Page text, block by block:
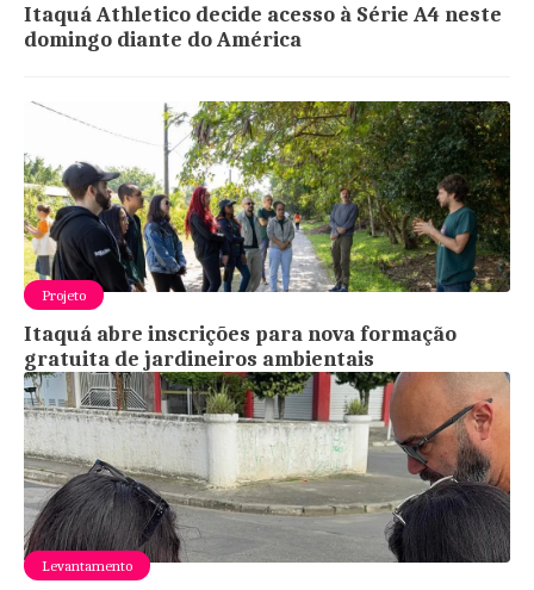
Itaquá Athletico decide acesso à Série A4 neste
domingo diante do América
Projeto
Itaquá abre inscrições para nova formação
gratuita de jardineiros ambientais
Levantamento